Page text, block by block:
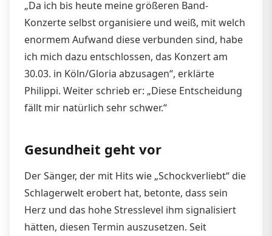
„Da ich bis heute meine größeren Band-
Konzerte selbst organisiere und weiß, mit welch
enormem Aufwand diese verbunden sind, habe
ich mich dazu entschlossen, das Konzert am
30.03. in Köln/Gloria abzusagen“, erklärte
Philippi. Weiter schrieb er: „Diese Entscheidung
fällt mir natürlich sehr schwer.“
Gesundheit geht vor
Der Sänger, der mit Hits wie „Schockverliebt“ die
Schlagerwelt erobert hat, betonte, dass sein
Herz und das hohe Stresslevel ihm signalisiert
hätten, diesen Termin auszusetzen. Seit